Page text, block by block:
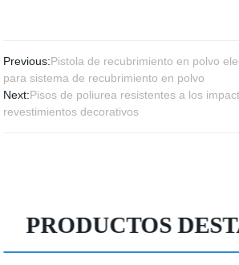
Previous:Pistola de recubrimiento en polvo
para sistema de recubrimiento en polvo
Next:Pisos de poliurea resistentes a los
revestimientos decorativos
PRODUCTOS